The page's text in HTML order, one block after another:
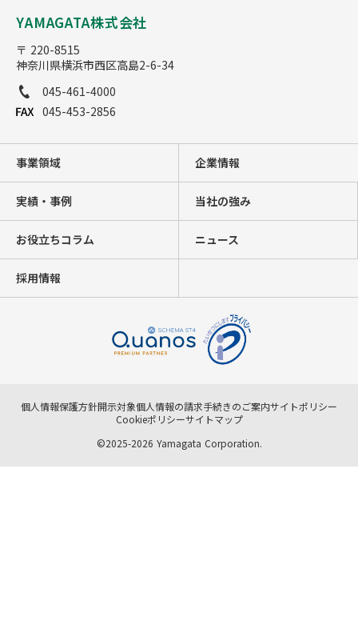
YAMAGATA株式会社
〒 220-8515
神奈川県横浜市西区高島2-6-34
045-461-4000
045-453-2856
事業領域 企業情報
実績・事例 当社の強み
お役立ちコラム ニュース
採用情報
個人情報保護方針開示対象個人情報の請求手続きのご案内サイトポリシー
Cookieポリシーサイトマップ
©2025-2026 Yamagata Corporation.